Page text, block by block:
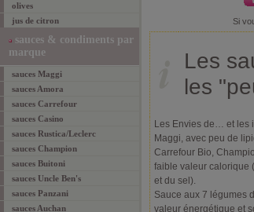
olives
jus de citron
sauces & condiments par
marque
sauces Maggi
sauces Amora
sauces Carrefour
sauces Casino
sauces Rustica/Leclerc
sauces Champion
sauces Buitoni
sauces Uncle Ben's
sauces Panzani
sauces Auchan
Si
Les
les
Les Envies de… et les
Maggi, avec peu de
Carrefour Bio,
faible valeur calorique
et du sel).
Sauce aux 7 légumes
valeur énergétique et